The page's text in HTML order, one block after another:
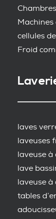
Machines
cellules
Froid
laves
laveuses
laveuse à
lave
laveuse
tables